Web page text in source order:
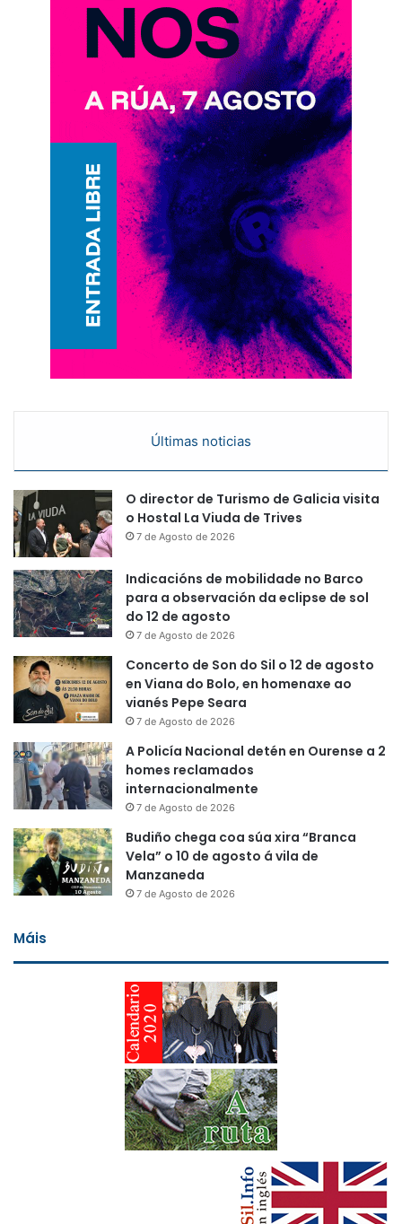
Últimas noticias
O director de Turismo de Galicia visita
o Hostal La Viuda de Trives
7 de Agosto de 2026
Indicacións de mobilidade no Barco
para a observación da eclipse de sol
do 12 de agosto
7 de Agosto de 2026
Concerto de Son do Sil o 12 de agosto
en Viana do Bolo, en homenaxe ao
vianés Pepe Seara
7 de Agosto de 2026
A Policía Nacional detén en Ourense a 2
homes reclamados
internacionalmente
7 de Agosto de 2026
Budiño chega coa súa xira “Branca
Vela” o 10 de agosto á vila de
Manzaneda
7 de Agosto de 2026
Máis